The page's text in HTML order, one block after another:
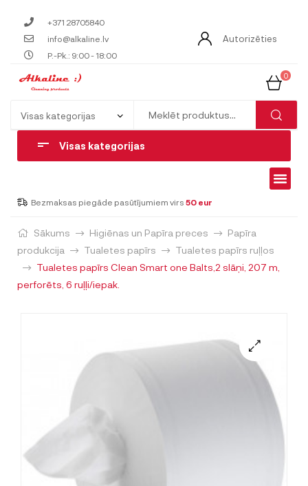
+371 28705840
info@alkaline.lv
P.-Pk.: 9:00 - 18:00
Autorizēties
0
Visas kategorijas
Bezmaksas piegāde pasūtījumiem virs 50 eur
Sākums Higiēnas un Papīra preces
Papīra
produkcija
Tualetes papīrs
Tualetes papīrs ruļļos
Tualetes papīrs Clean Smart one Balts,2 slāņi, 207 m,
perforēts, 6 ruļļi/iepak.